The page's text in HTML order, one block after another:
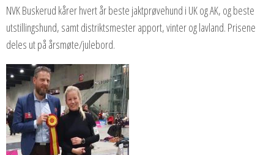
NVK Buskerud kårer hvert år beste jaktprøvehund i UK og AK, og beste
utstillingshund, samt distriktsmester apport, vinter og lavland. Prisene
deles ut på årsmøte/julebord.